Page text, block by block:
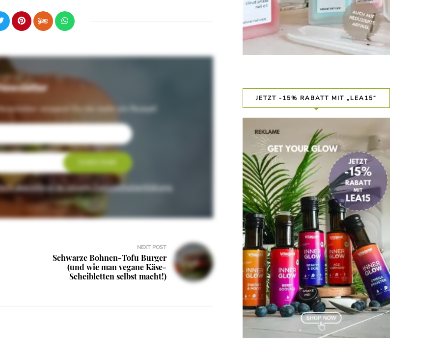
verpasst Du nie mehr ein Rezept!
akzeptierst du unsere Datenschutzerklärung.
NEXT POST
Schwarze Bohnen-Tofu Burger
(und wie man vegane Käse-
Scheibletten selbst macht!)
JETZT -15% RABATT MIT „LEA15“